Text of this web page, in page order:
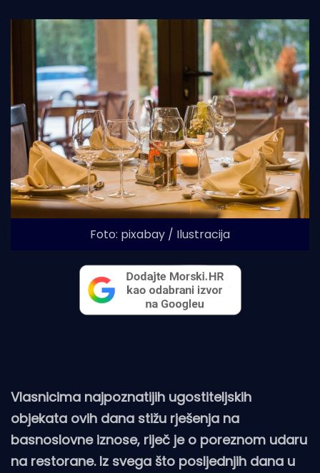
Foto: pixabay / Ilustracija
Vlasnicima najpoznatijih ugostiteljskih
objekata ovih dana stižu rješenja na
basnoslovne iznose, riječ je o poreznom udaru
na restorane. Iz svega što posljednjih dana u